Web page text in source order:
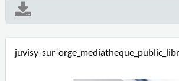
juvisy-sur-